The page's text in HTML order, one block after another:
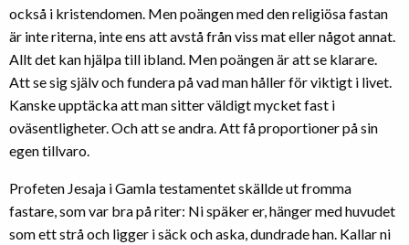
också i kristendomen. Men poängen med den religiösa fastan
är inte riterna, inte ens att avstå från viss mat eller något annat.
Allt det kan hjälpa till ibland. Men poängen är att se klarare.
Att se sig själv och fundera på vad man håller för viktigt i livet.
Kanske upptäcka att man sitter väldigt mycket fast i
oväsentligheter. Och att se andra. Att få proportioner på sin
egen tillvaro.
Profeten Jesaja i Gamla testamentet skällde ut fromma
fastare, som var bra på riter: Ni späker er, hänger med huvudet
som ett strå och ligger i säck och aska, dundrade han. Kallar ni